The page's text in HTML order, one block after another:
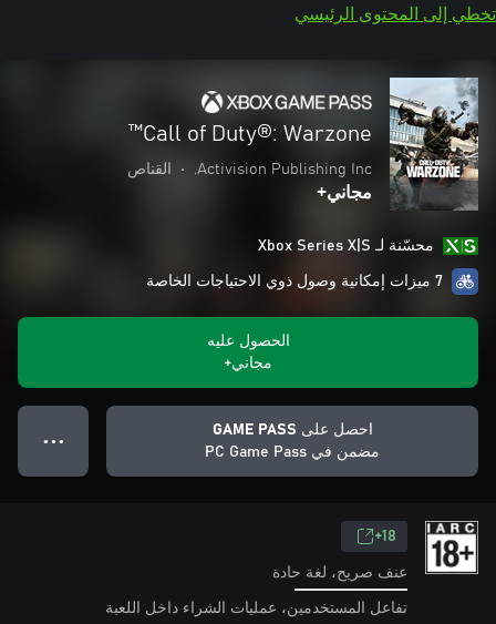
تخطي إلى المحتوى الرئيسي
Call of Duty®: Warzone™
Activision Publishing Inc.
• القناص
مجاني+
محسّنة لـ Xbox Series X|S
7 ميزات إمكانية وصول ذوي الاحتياجات الخاصة
الحصول عليه
مجاني+
احصل على GAME PASS
مضمن في PC Game Pass
● ● ●
18+
عنف صريح، لغة حادة
تفاعل المستخدمين، عمليات الشراء داخل اللعبة